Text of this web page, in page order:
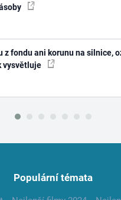
z fondu ani korunu na silnice,
vysvětluje
Populární témata